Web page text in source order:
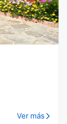
Ver más